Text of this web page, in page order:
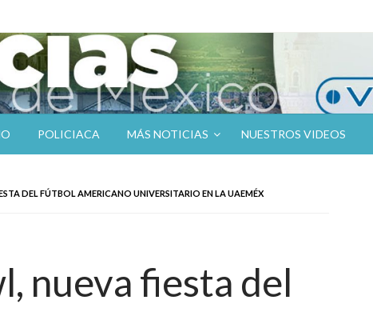
POLICIACA MÁS NOTICIAS NUESTROS VIDEOS
DEL FÚTBOL AMERICANO UNIVERSITARIO EN LA UAEMÉX
nueva fiesta del